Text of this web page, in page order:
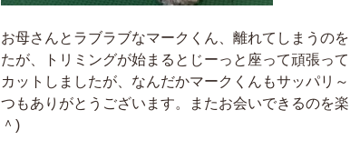
お母さんとラブラブなマークくん、離れてしまうの
たが、トリミングが始まるとじーっと座って頑張っ
カットしましたが、なんだかマークくんもサッパリ
つもありがとうございます。またお会いできるのを
＾)